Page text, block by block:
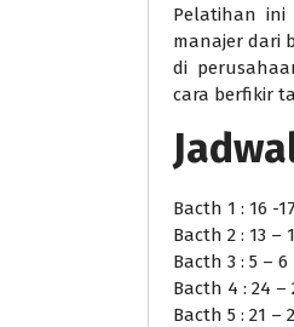
Pelatihan ini
manajer dari
di
cara berfikir
Bacth 1 : 16 -
Bacth 2 : 13 –
Bacth 3 : 5 –
Bacth 4 : 24 –
Bacth 5 : 21 –